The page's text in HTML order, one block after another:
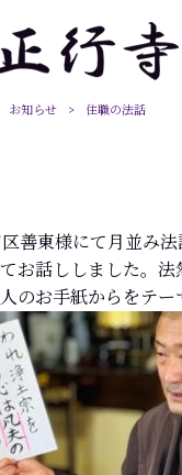
お知らせ > 住職の法話
善東様にて月並み法
お話ししました。
のお手紙からをテー